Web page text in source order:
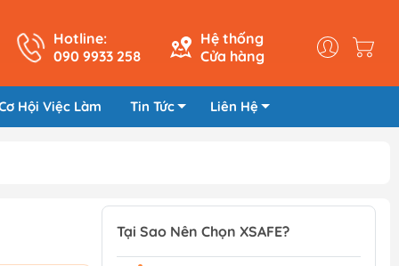
Hotline:
090 9933 258
Hệ thống
Cửa hàng
Hội Việc Làm Tin Tức Liên Hệ
Tại Sao Nên Chọn XSAFE?